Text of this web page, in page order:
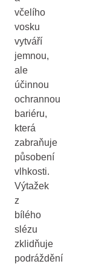
včelího
vosku
vytváří
jemnou,
ale
účinnou
ochrannou
bariéru,
která
zabraňuje
působení
vlhkosti.
Výtažek
z
bílého
slézu
zklidňuje
podráždění